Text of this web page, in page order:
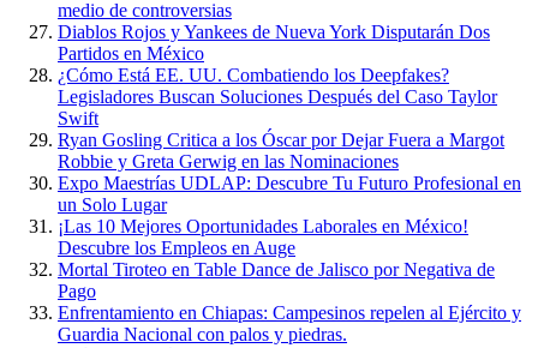
medio de controversias
Diablos Rojos y Yankees de Nueva York Disputarán Dos
Partidos en México
¿Cómo Está EE. UU. Combatiendo los Deepfakes?
Legisladores Buscan Soluciones Después del Caso Taylor
Swift
Ryan Gosling Critica a los Óscar por Dejar Fuera a Margot
Robbie y Greta Gerwig en las Nominaciones
Expo Maestrías UDLAP: Descubre Tu Futuro Profesional en
un Solo Lugar
¡Las 10 Mejores Oportunidades Laborales en México!
Descubre los Empleos en Auge
Mortal Tiroteo en Table Dance de Jalisco por Negativa de
Pago
Enfrentamiento en Chiapas: Campesinos repelen al Ejército y
Guardia Nacional con palos y piedras.